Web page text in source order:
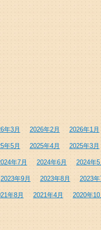
年3月 2026年2月 2026年1月
年5月 2025年4月 2025年3月
年7月 2024年6月 2024年5
2023年9月 2023年8月 2023年
年8月 2021年4月 2020年10